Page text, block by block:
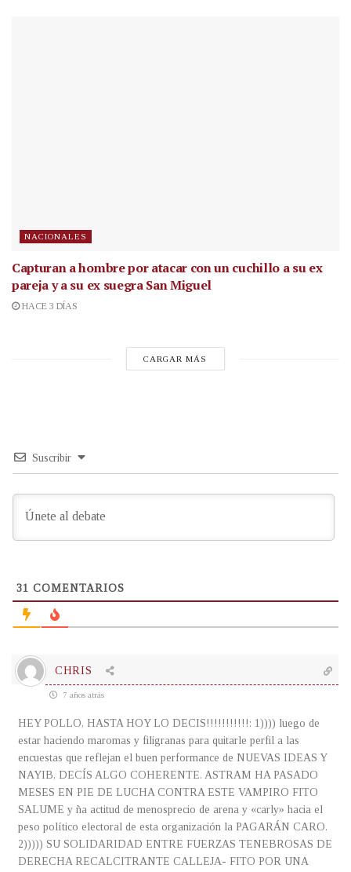
NACIONALES
Capturan a hombre por atacar con un cuchillo a su ex
pareja y a su ex suegra San Miguel
HACE 3 DÍAS
CARGAR MÁS
Suscribir
31 COMENTARIOS
CHRIS
7 años atrás
HEY POLLO, HASTA HOY LO DECIS!!!!!!!!!!!: 1)))) luego de
estar haciendo maromas y filigranas para quitarle perfil a las
encuestas que reflejan el buen performance de NUEVAS IDEAS Y
NAYIB, DECÍS ALGO COHERENTE. ASTRAM HA PASADO
MESES EN PIE DE LUCHA CONTRA ESTE VAMPIRO FITO
SALUME y ña actitud de menosprecio de arena y «carly» hacia el
peso político electoral de esta organización la PAGARÁN CARO.
2))))) SU SOLIDARIDAD ENTRE FUERZAS TENEBROSAS DE
DERECHA RECALCITRANTE CALLEJA- FITO POR UNA